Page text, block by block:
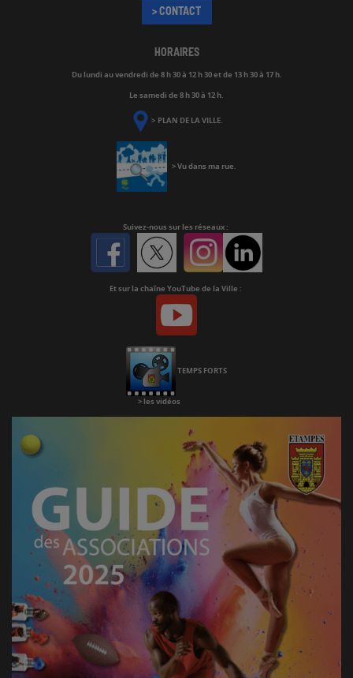
> CONTACT
HORAIRES
Du lundi au vendredi de 8 h 30 à 12 h 30 et de 13 h 30 à 17 h.
Le samedi de 8 h 30 à 12 h.
> PLAN DE LA VILLE.
>Vu dans ma rue.
Suivez-nous sur les réseaux :
Facebook
Twitter Instagram
Et sur la chaîne YouTube de la Ville :
Youtube
Chaine
TEMPS FORTS
> les vidéos